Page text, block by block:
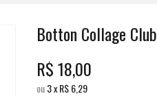
Botton Collage Club
R$18,00
ou3x R$6,29